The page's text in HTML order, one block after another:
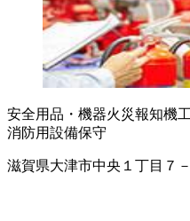
安全用品・機器火災報知機
消防用設備保守
滋賀県大津市中央１丁目７